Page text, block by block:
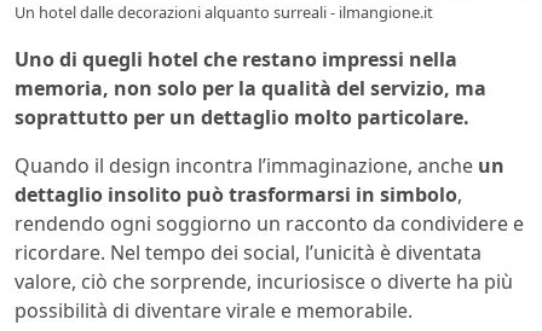
Un hotel dalle decorazioni alquanto surreali - ilmangione.it
Uno di quegli hotel che restano impressi nella
memoria, non solo per la qualità del servizio, ma
soprattutto per un dettaglio molto particolare.
Quando il design incontra l’immaginazione, anche un
dettaglio insolito può trasformarsi in simbolo,
rendendo ogni soggiorno un racconto da condividere e
ricordare. Nel tempo dei social, l’unicità è diventata
valore, ciò che sorprende, incuriosisce o diverte ha più
possibilità di diventare virale e memorabile.